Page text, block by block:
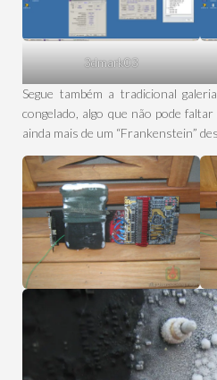
3dmark03
Segue também a tradicional
congelado, algo que não pode
ainda mais de um “Frankenstein”